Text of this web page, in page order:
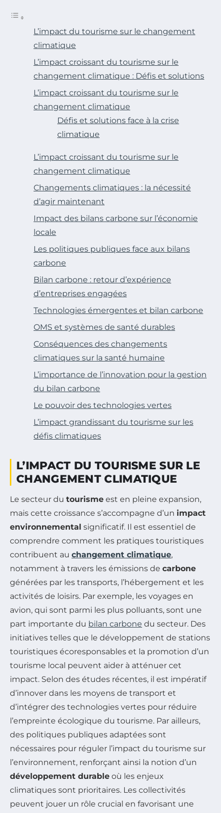
L’impact du tourisme sur le changement
climatique
L’impact croissant du tourisme sur le
changement climatique : Défis et solutions
L’impact croissant du tourisme sur le
changement climatique
Défis et solutions face à la crise
climatique
L’impact croissant du tourisme sur le
changement climatique
Changements climatiques : la nécessité
d’agir maintenant
Impact des bilans carbone sur l’économie
locale
Les politiques publiques face aux bilans
carbone
Bilan carbone : retour d’expérience
d’entreprises engagées
Technologies émergentes et bilan carbone
OMS et systèmes de santé durables
Conséquences des changements
climatiques sur la santé humaine
L’importance de l’innovation pour la gestion
du bilan carbone
Le pouvoir des technologies vertes
L’impact grandissant du tourisme sur les
défis climatiques
L’IMPACT DU TOURISME SUR LE
CHANGEMENT CLIMATIQUE
Le secteur du tourisme est en pleine expansion,
mais cette croissance s’accompagne d’un impact
environnemental significatif. Il est essentiel de
comprendre comment les pratiques touristiques
contribuent au changement climatique,
notamment à travers les émissions de carbone
générées par les transports, l’hébergement et les
activités de loisirs. Par exemple, les voyages en
avion, qui sont parmi les plus polluants, sont une
part importante du bilan carbone du secteur. Des
initiatives telles que le développement de stations
touristiques écoresponsables et la promotion d’un
tourisme local peuvent aider à atténuer cet
impact. Selon des études récentes, il est impératif
d’innover dans les moyens de transport et
d’intégrer des technologies vertes pour réduire
l’empreinte écologique du tourisme. Par ailleurs,
des politiques publiques adaptées sont
nécessaires pour réguler l’impact du tourisme sur
l’environnement, renforçant ainsi la notion d’un
développement durable où les enjeux
climatiques sont prioritaires. Les collectivités
peuvent jouer un rôle crucial en favorisant une